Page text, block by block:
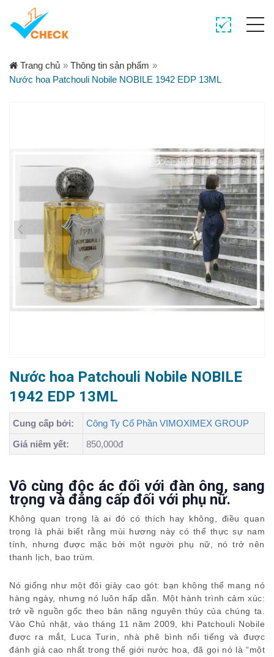
Trang chủ » Thông tin sản phẩm »
Nước hoa Patchouli Nobile NOBILE 1942 EDP 13ML
Nước hoa Patchouli Nobile NOBILE
1942 EDP 13ML
Cung cấp bởi:
Công Ty Cổ Phần VIMOXIMEX GROUP
Giá niêm yết:
850,000đ
Vô cùng độc ác đối với đàn ông, sang
trọng và đẳng cấp đối với phụ nữ.
Không quan trọng là ai đó có thích hay không, điều quan
trọng là phải biết rằng mùi hương này có thể thực sự nam
tính, nhưng được mặc bởi một người phụ nữ, nó trở nên
thanh lịch, bao trùm.
Nó giống như một đôi giày cao gót: bạn không thể mang nó
hàng ngày, nhưng nó luôn hấp dẫn. Một hành trình cảm xúc:
trở về nguồn gốc theo bản năng nguyên thủy của chúng ta.
Vào Chủ nhật, vào tháng 11 năm 2009, khi Patchouli Nobile
được ra mắt, Luca Turin, nhà phê bình nổi tiếng và được
đánh giá cao nhất trong thế giới nước hoa, đã gọi nó là “một